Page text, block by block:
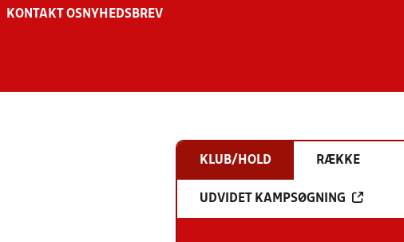
KONTAKT OS NYHEDSBREV
KLUB/HOLD RÆKKE
UDVIDET KAMPSØGNING